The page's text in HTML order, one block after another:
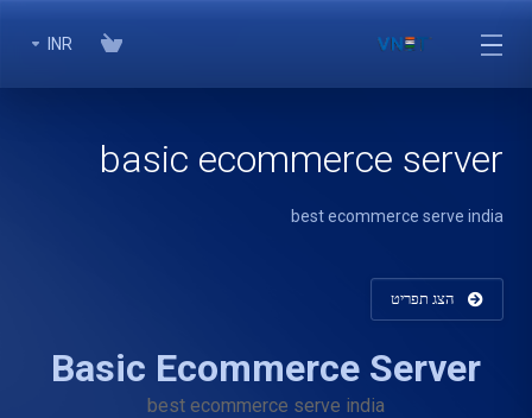
INR
basic ecommerce server
best ecommerce serve india
הצג תפריט
Basic Ecommerce Server
best ecommerce serve india